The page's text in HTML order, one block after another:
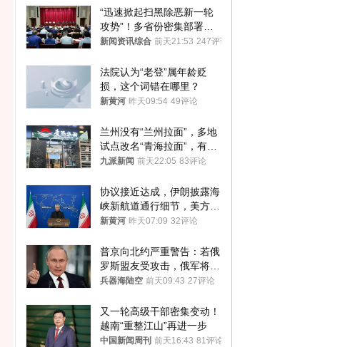
“迅速掀起扫黑除恶新一轮
攻势”！多省份密集部署，
公布举报方式
新闻资讯综合 前天21:53 247评论
法院认为“老登”属年龄贬
损，这个词错在哪里？
新黄河 昨天09:54 49评论
兰州没有“兰州拉面”，多地
试点改名“青海拉面”，有商
家改名已两年
九派新闻 前天22:05 83评论
协议接近达成，伊朗披露海
峡新航道通行细节，美方再
提“倒计时”
新黄河 昨天07:09 32评论
普京向北约严重警告：若俄
罗斯盟友受攻击，俄军将动
用核武器保护
兵器海陆空 前天09:43 27评论
又一轮高级干部密集变动！
越南“重整江山”再进一步
中国新闻周刊 前天16:43 81评论